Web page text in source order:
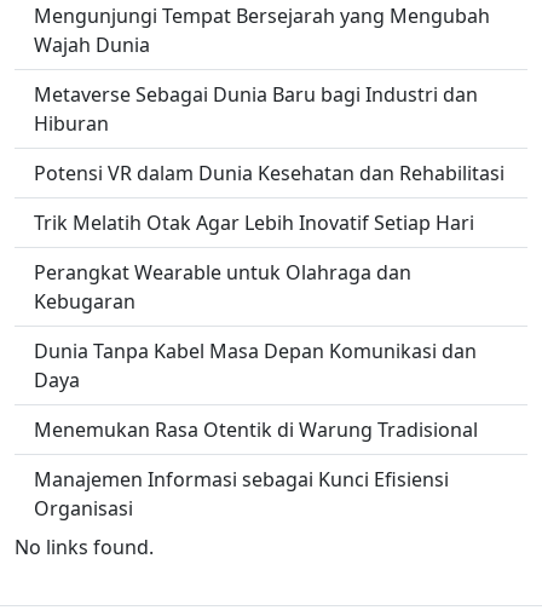
Mengunjungi Tempat Bersejarah yang Mengubah
Wajah Dunia
Metaverse Sebagai Dunia Baru bagi Industri dan
Hiburan
Potensi VR dalam Dunia Kesehatan dan Rehabilitasi
Trik Melatih Otak Agar Lebih Inovatif Setiap Hari
Perangkat Wearable untuk Olahraga dan
Kebugaran
Dunia Tanpa Kabel Masa Depan Komunikasi dan
Daya
Menemukan Rasa Otentik di Warung Tradisional
Manajemen Informasi sebagai Kunci Efisiensi
Organisasi
No links found.